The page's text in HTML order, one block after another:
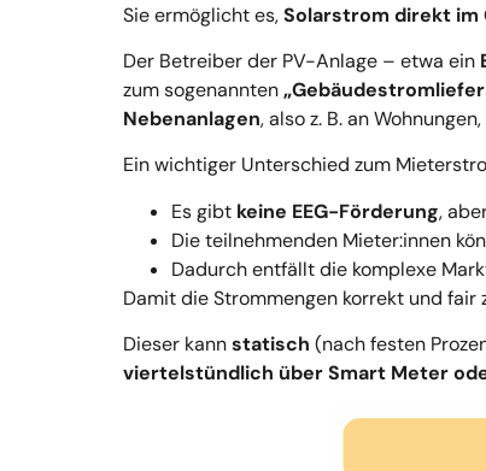
Sie ermöglicht es,Solarstrom direkt im
Der Betreiber der PV-Anlage – etwa ein
zum sogenannten
Nebenanlagen, also z. B. an
Ein wichtiger Unterschied zum
Es gibt keine EEG-Förderung,
Die teilnehmenden Mieter:innen
Dadurch entfällt die komplexe
Damit die Strommengen korrekt und
Dieser kannstatisch (nach festen
viertelstündlich über Smart Meter